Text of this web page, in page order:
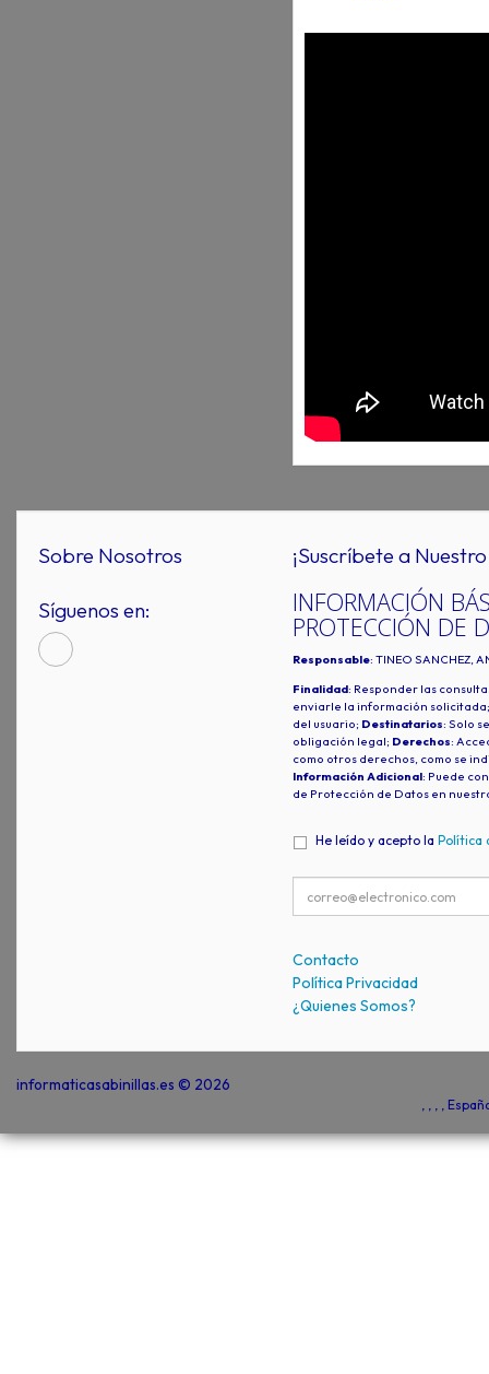
Sobre Nosotros
Síguenos en:
¡Suscríbete a
INFORMACIÓN
PROTECCIÓN DE
Responsable: TINEO SANCHEZ,
Finalidad: Responder las
enviarle la información
del usuario; Destinatarios: Solo
obligación legal; Derechos:
como otros derechos, como se
Información Adicional: Puede
de Protección de Datos en
He leído y acepto la Política
Contacto
Política Privacidad
¿Quienes Somos?
informaticasabinillas.es © 2026
, , , ,